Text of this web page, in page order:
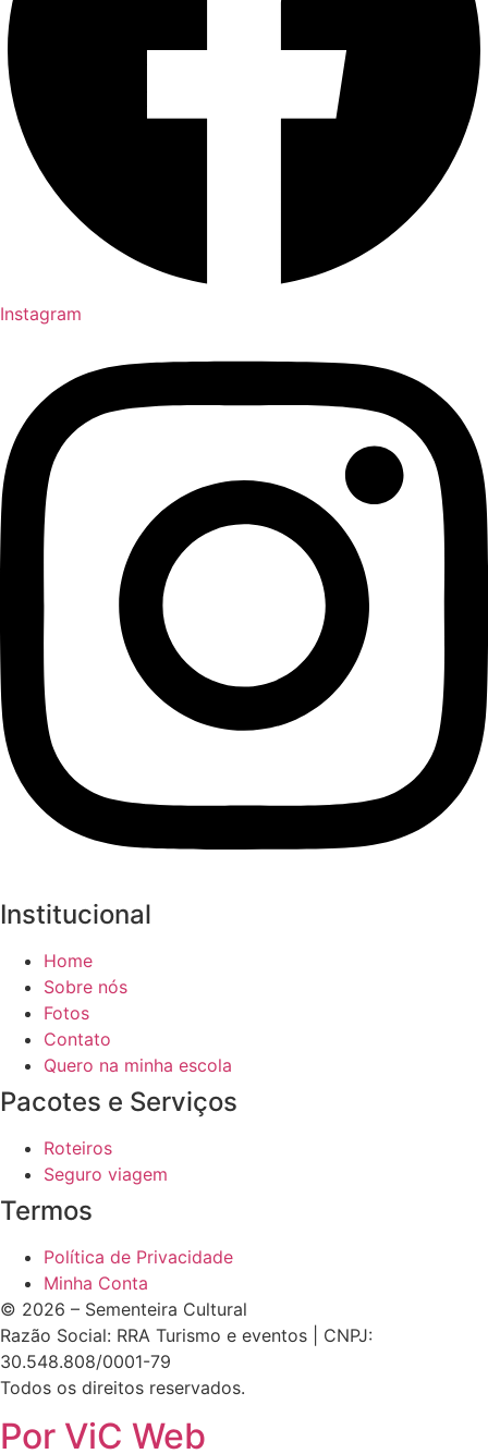
Instagram
Institucional
Home
Sobre nós
Fotos
Contato
Quero na minha escola
Pacotes e Serviços
Roteiros
Seguro viagem
Termos
Política de Privacidade
Minha Conta
© 2026 – Sementeira Cultural
Razão Social: RRA Turismo e eventos | CNPJ:
30.548.808/0001-79
Todos os direitos reservados.
Por ViC Web